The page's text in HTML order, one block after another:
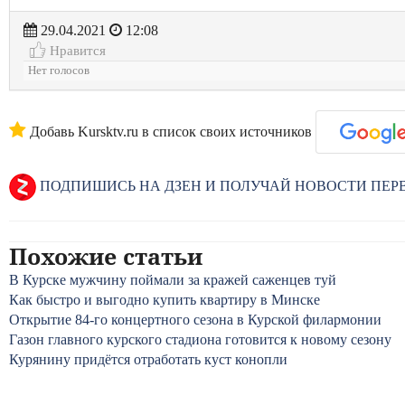
29.04.2021
12:08
Нравится
Нет голосов
Добавь Kursktv.ru в список своих источников
ПОДПИШИСЬ НА ДЗЕН И ПОЛУЧАЙ НОВОСТИ
Похожие статьи
В Курске мужчину поймали за кражей саженцев туй
Как быстро и выгодно купить квартиру в Минске
Открытие 84-го концертного сезона в Курской филармонии
Газон главного курского стадиона готовится к новому сезону
Курянину придётся отработать куст конопли